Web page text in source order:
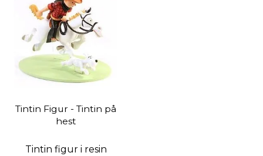
Tintin Figur - Tintin på
hest
Tintin figur i resin